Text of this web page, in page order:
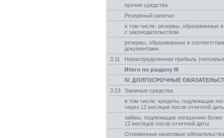
прочие средства
Резервный капитал
в том числе: резервы, образованные в
с законодательством
резервы, образованные в
документами
3.11
Нераспределенная прибыль
Итого по разделу III
IV. ДОЛГОСРОЧНЫЕ
3.13
Заемные средства
в том числе: кредиты, подлежащие
через 12 месяцев после отчетной
займы, подлежащие погашению более
12 месяцев после отчетной даты
Отложенные налоговые обязательства